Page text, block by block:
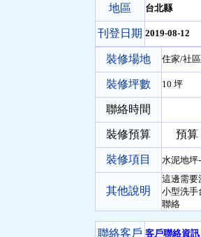
地區 台北縣
刊登日期 2019-08-12
裝修場地 住家/社
裝修坪數 10 坪
聯絡時間
裝修預算 預算
裝修項目 水泥地
其他說明
這邊需要
小型洗手
聯絡
聯絡客戶 客戶聯絡資訊